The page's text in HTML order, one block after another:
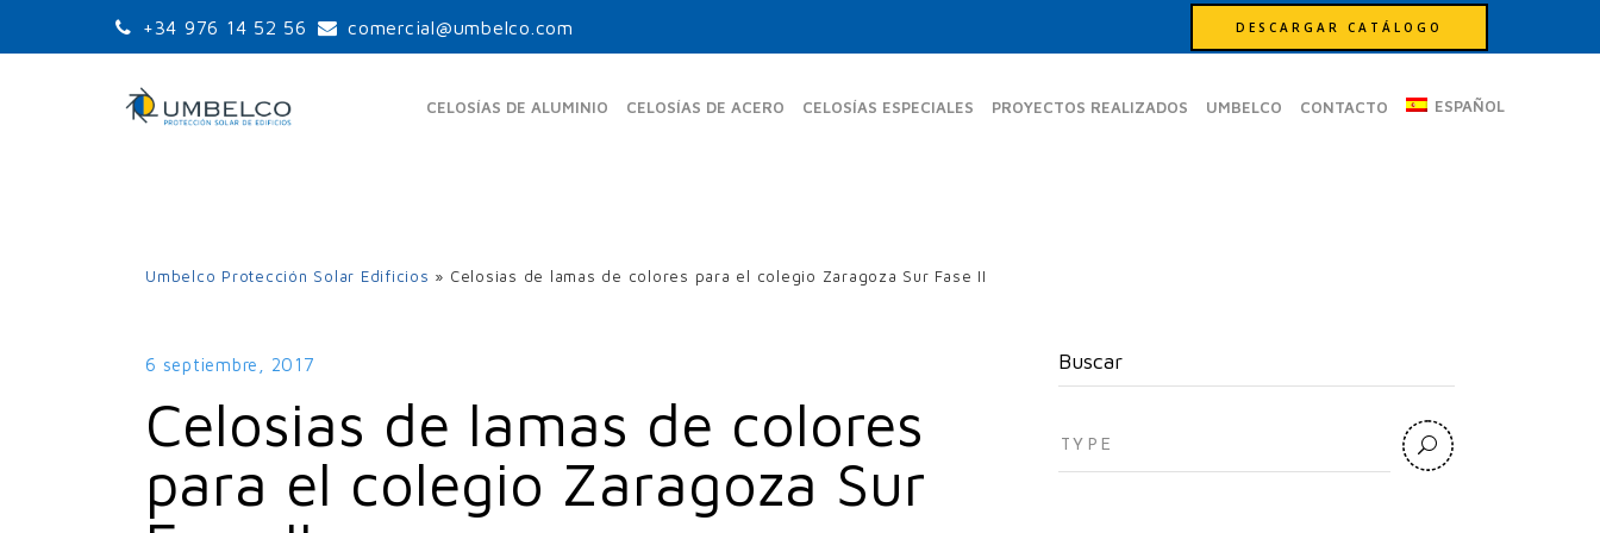
+34 976 14 52 56 comercial@umbelco.com DESCARGAR CATÁLOGO
CELOSÍAS DE ALUMINIO
LAMAS ORIENTABLES
UPO-250
LAMAS ORIENTABLES
LAMAS FIJAS ESTÁNDAR
UPF-80
CELOSÍAS DE ACERO
UPO-350-FE
UPO-600 FE
CELOSÍAS ESPECIALES PROYECTOS REALIZADOS UMBELCO CONTACTO ESPAÑOL
Umbelco Protección Solar Edificios » Celosias de lamas de colores para el colegio Zaragoza Sur Fase II
6 septiembre, 2017
Celosias de lamas de colores
para el colegio Zaragoza Sur
Buscar
Search